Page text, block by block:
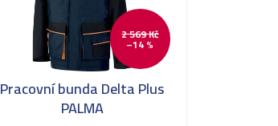
2 569 Kč
–14 %
Pracovní bunda Delta Plus
PALMA